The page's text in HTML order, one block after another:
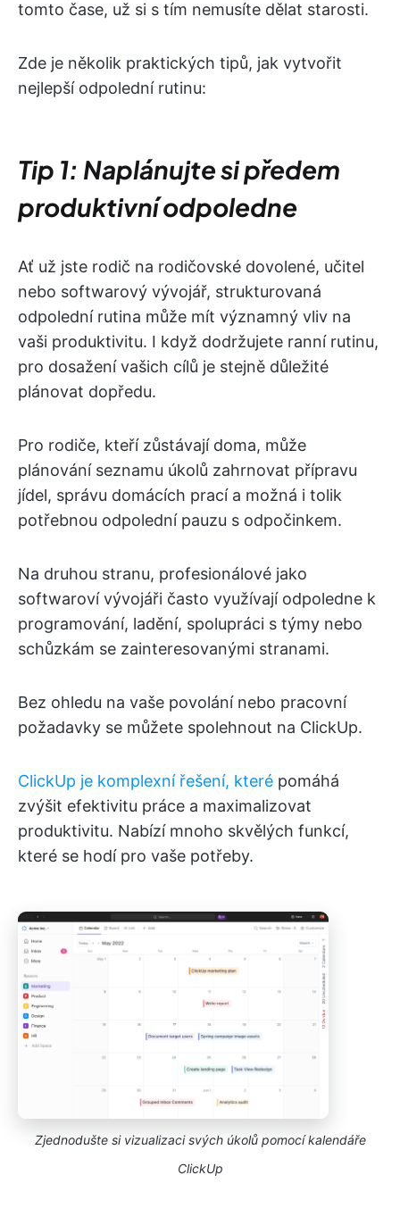
tomto čase, už si s tím nemusíte dělat starosti.
Zde je několik praktických tipů, jak vytvořit
nejlepší odpolední rutinu:
Tip 1: Naplánujte si předem
produktivní odpoledne
Ať už jste rodič na rodičovské dovolené, učitel
nebo softwarový vývojář, strukturovaná
odpolední rutina může mít významný vliv na
vaši produktivitu. I když dodržujete ranní rutinu,
pro dosažení vašich cílů je stejně důležité
plánovat dopředu.
Pro rodiče, kteří zůstávají doma, může
plánování seznamu úkolů zahrnovat přípravu
jídel, správu domácích prací a možná i tolik
potřebnou odpolední pauzu s odpočinkem.
Na druhou stranu, profesionálové jako
softwaroví vývojáři často využívají odpoledne k
programování, ladění, spolupráci s týmy nebo
schůzkám se zainteresovanými stranami.
Bez ohledu na vaše povolání nebo pracovní
požadavky se můžete spolehnout na ClickUp.
ClickUp je komplexní řešení, které pomáhá
zvýšit efektivitu práce a maximalizovat
produktivitu. Nabízí mnoho skvělých funkcí,
které se hodí pro vaše potřeby.
Zjednodušte si vizualizaci svých úkolů pomocí kalendáře
ClickUp